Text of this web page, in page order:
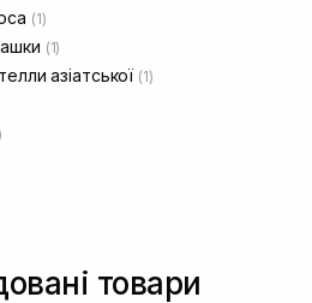
(1)
(1)
азіатської (1)
товари